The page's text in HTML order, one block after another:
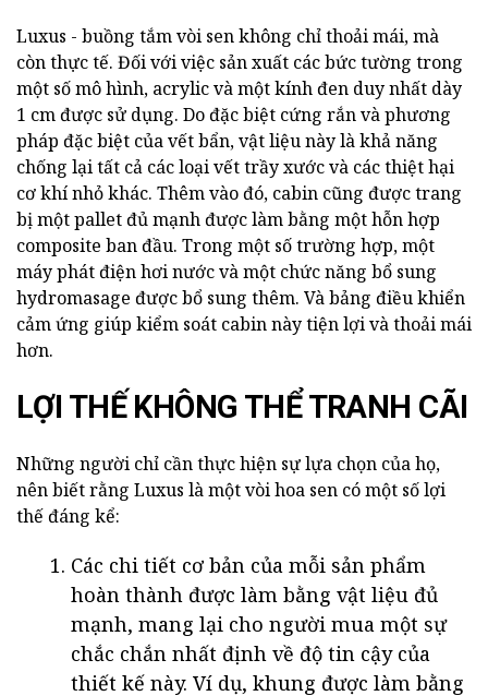
Luxus - buồng tắm vòi sen không chỉ thoải mái, mà
còn thực tế. Đối với việc sản xuất các bức tường trong
một số mô hình, acrylic và một kính đen duy nhất dày
1 cm được sử dụng. Do đặc biệt cứng rắn và phương
pháp đặc biệt của vết bẩn, vật liệu này là khả năng
chống lại tất cả các loại vết trầy xước và các thiệt hại
cơ khí nhỏ khác. Thêm vào đó, cabin cũng được trang
bị một pallet đủ mạnh được làm bằng một hỗn hợp
composite ban đầu. Trong một số trường hợp, một
máy phát điện hơi nước và một chức năng bổ sung
hydromasage được bổ sung thêm. Và bảng điều khiển
cảm ứng giúp kiểm soát cabin này tiện lợi và thoải mái
hơn.
LỢI THẾ KHÔNG THỂ TRANH CÃI
Những người chỉ cần thực hiện sự lựa chọn của họ,
nên biết rằng Luxus là một vòi hoa sen có một số lợi
thế đáng kể:
Các chi tiết cơ bản của mỗi sản phẩm
hoàn thành được làm bằng vật liệu đủ
mạnh, mang lại cho người mua một sự
chắc chắn nhất định về độ tin cậy của
thiết kế này. Ví dụ, khung được làm bằng